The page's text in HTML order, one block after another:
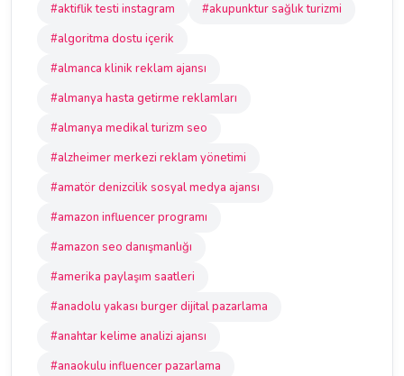
#aktiflik testi instagram
#akupunktur sağlık turizmi
#algoritma dostu içerik
#almanca klinik reklam ajansı
#almanya hasta getirme reklamları
#almanya medikal turizm seo
#alzheimer merkezi reklam yönetimi
#amatör denizcilik sosyal medya ajansı
#amazon influencer programı
#amazon seo danışmanlığı
#amerika paylaşım saatleri
#anadolu yakası burger dijital pazarlama
#anahtar kelime analizi ajansı
#anaokulu influencer pazarlama